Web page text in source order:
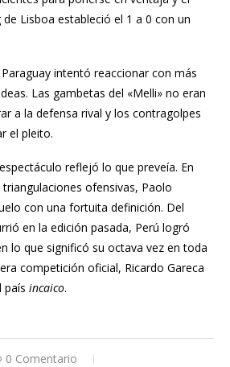
Lisboa estableció el 1 a 0 con un
intentó reaccionar con más
Las gambetas del «Melli» no eran
a la defensa rival y los contragolpes
el pleito.
reflejó lo que preveía. En
ofensivas, Paolo
con una fortuita definición. Del
en la edición pasada, Perú logró
lo que significó su octava vez en toda
competición oficial, Ricardo Gareca
país incaico.
0 Comentario